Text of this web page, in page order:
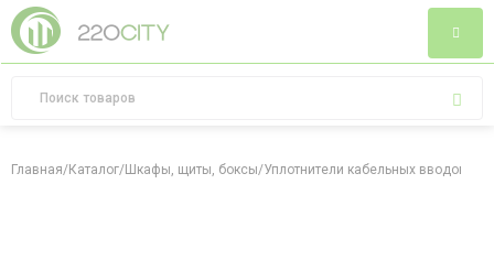
Главная/Каталог/Шкафы, щиты, боксы/Уплотнители кабельных вводов